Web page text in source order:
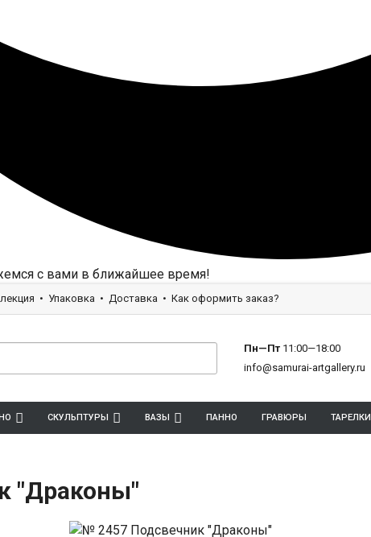
с вами в ближайшее время!
Упаковка Доставка Как оформить заказ?
Пн—Пт 11:00—18:00
info@samurai-artgallery.ru
СКУЛЬПТУРЫ ВАЗЫ ПАННО ГРАВЮРЫ ТАРЕЛКИ
"Драконы"